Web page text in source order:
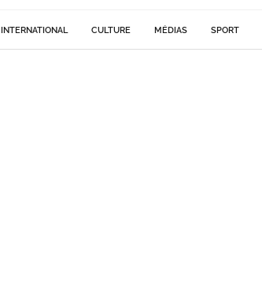
INTERNATIONAL CULTURE MÉDIAS SPORT